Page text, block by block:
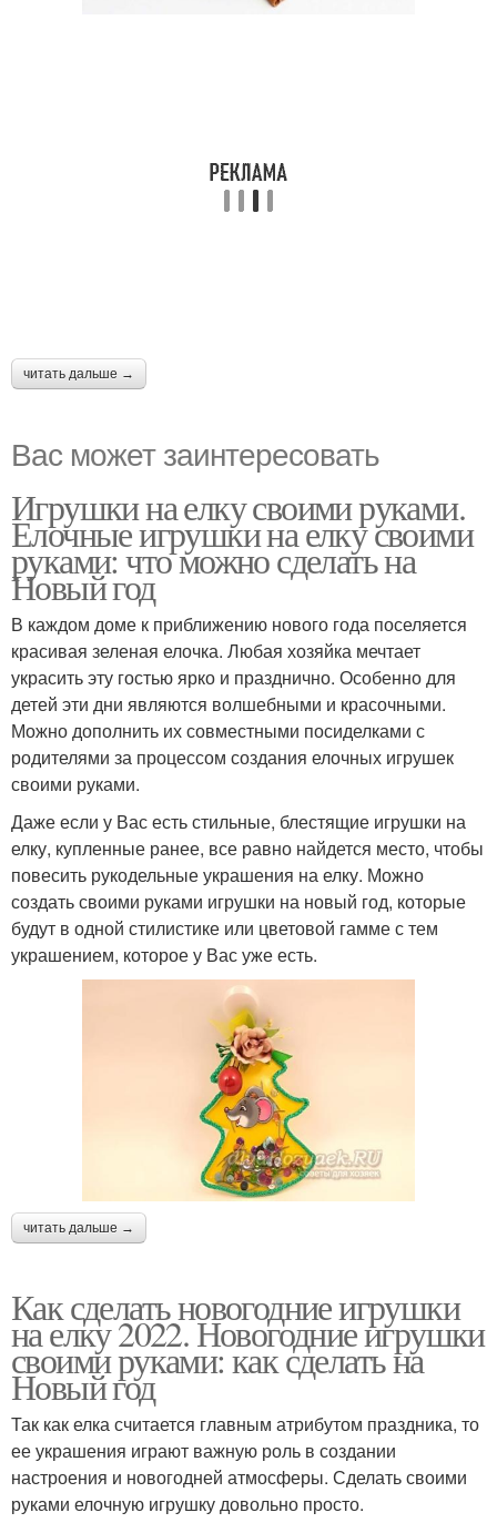
читать дальше →
Вас может заинтересовать
Игрушки на елку своими руками.
Елочные игрушки на елку своими
руками: что можно сделать на
Новый год
В каждом доме к приближению нового года поселяется
красивая зеленая елочка. Любая хозяйка мечтает
украсить эту гостью ярко и празднично. Особенно для
детей эти дни являются волшебными и красочными.
Можно дополнить их совместными посиделками с
родителями за процессом создания елочных игрушек
своими руками.
Даже если у Вас есть стильные, блестящие игрушки на
елку, купленные ранее, все равно найдется место, чтобы
повесить рукодельные украшения на елку. Можно
создать своими руками игрушки на новый год, которые
будут в одной стилистике или цветовой гамме с тем
украшением, которое у Вас уже есть.
читать дальше →
Как сделать новогодние игрушки
на елку 2022. Новогодние игрушки
своими руками: как сделать на
Новый год
Так как елка считается главным атрибутом праздника, то
ее украшения играют важную роль в создании
настроения и новогодней атмосферы. Сделать своими
руками елочную игрушку довольно просто.